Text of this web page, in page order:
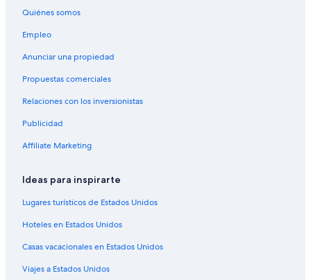
Moteles en Estación Zócalo
Hoteles cerca de Plaza de Santo Domingo
Hoteles cerca de Palacio de Bellas Artes
Hoteles cerca de Templo Mayor
Hoteles cerca de Suprema Corte de Justicia
Hoteles cerca de Zócalo
Quiénes somos
Empleo
Anunciar una propiedad
Propuestas comerciales
Relaciones con los inversionistas
Publicidad
Affiliate Marketing
Ideas para inspirarte
Lugares turísticos de Estados Unidos
Hoteles en Estados Unidos
Casas vacacionales en Estados Unidos
Viajes a Estados Unidos